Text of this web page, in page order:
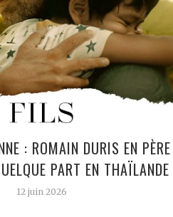
: ROMAIN DURIS EN PÈRE
PART EN THAÏLANDE
12 juin 2026